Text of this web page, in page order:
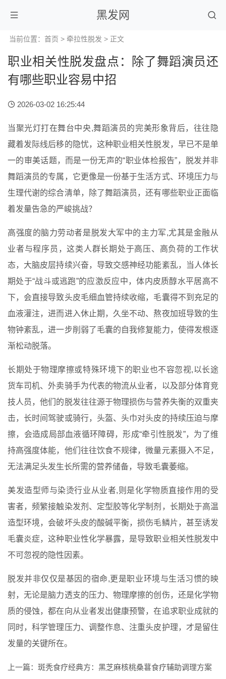
黑发网
当前位置： 首页 > 牵拉性脱发 > 正文
职业相关性脱发盘点：除了舞蹈演员还
有哪些职业容易中招
2026-03-02 16:25:44
当聚光灯打在舞台中央,舞蹈演员的完美形象背后，往往隐
藏着发际线后移的隐忧，这种职业相关性脱发，早已不是单
一的审美话题，而是一份无声的“职业体检报告”，脱发并非
舞蹈演员的专属，它更像是一份基于生活方式、环境压力与
生理代谢的综合清单，除了舞蹈演员，还有哪些职业正面临
着发量告急的严峻挑战？
高强度的脑力劳动者是脱发大军中的主力军,尤其是金融从
业者与程序员，这类人群长期处于高压、高负荷的工作状
态，大脑皮层持续兴奋，导致交感神经功能紊乱，当人体长
期处于“战斗或逃跑”的应激反应中，体内皮质醇水平居高不
下，会直接导致头皮毛细血管持续收缩，毛囊得不到充足的
血液灌注，进而进入休止期，久坐不动、熬夜加班导致的生
物钟紊乱，进一步削弱了毛囊的自我修复能力，使得发根逐
渐松动脱落。
长期处于物理摩擦或特殊环境下的职业也不容忽视,以长途
货车司机、外卖骑手为代表的物流从业者，以及部分体育竞
技人员，他们的脱发往往源于物理损伤与营养失衡的双重夹
击，长时间驾驶或骑行，头盔、头巾对头皮的持续压迫与摩
擦，会造成局部血液循环障碍，形成“牵引性脱发”，为了维
持高强度体能，他们往往饮食不规律，微量元素摄入不足，
无法满足头发生长所需的营养储备，导致毛囊萎缩。
美发造型师与染烫行业从业者,则是化学物质直接作用的受
害者，频繁接触染发剂、定型胶等化学制剂，长期处于高温
造型环境，会破坏头皮的酸碱平衡，损伤毛鳞片，甚至诱发
毛囊炎症，这种职业性化学暴露，是导致职业相关性脱发中
不可忽视的隐性因素。
脱发并非仅仅是基因的宿命,更是职业环境与生活习惯的映
射，无论是脑力透支的压力、物理摩擦的创伤，还是化学物
质的侵蚀，都在向从业者发出健康预警，在追求职业成就的
同时，科学管理压力、调整作息、注重头皮护理，才是留住
发量的关键所在。
上一篇： 斑秃食疗经典方：黑芝麻核桃桑葚食疗辅助调理方案